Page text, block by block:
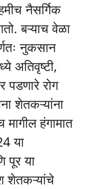
नैसर्गिक
बऱ्याच वेळा
नुकसान
अतिवृष्टी,
पडणारे रोग
शेतकऱ्यांना
मागील हंगामात
या
पूर या
शेतकऱ्यांचे